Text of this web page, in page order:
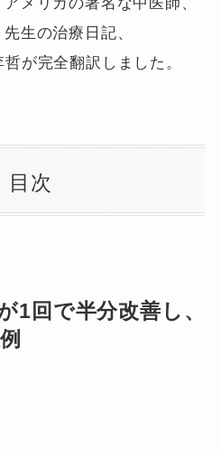
生の治療日記、
哲が完全翻訳しました。
目次
1回で半分改善し、